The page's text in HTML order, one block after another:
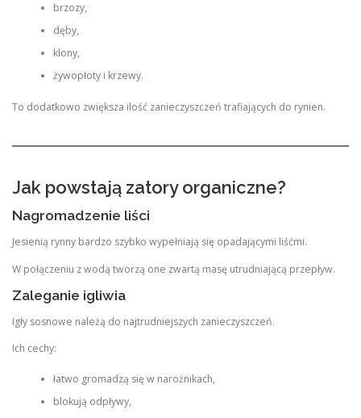
brzozy,
dęby,
klony,
żywopłoty i krzewy.
To dodatkowo zwiększa ilość zanieczyszczeń trafiających do rynien.
Jak powstają zatory organiczne?
Nagromadzenie liści
Jesienią rynny bardzo szybko wypełniają się opadającymi liśćmi.
W połączeniu z wodą tworzą one zwartą masę utrudniającą przepływ.
Zaleganie igliwia
Igły sosnowe należą do najtrudniejszych zanieczyszczeń.
Ich cechy:
łatwo gromadzą się w narożnikach,
blokują odpływy,